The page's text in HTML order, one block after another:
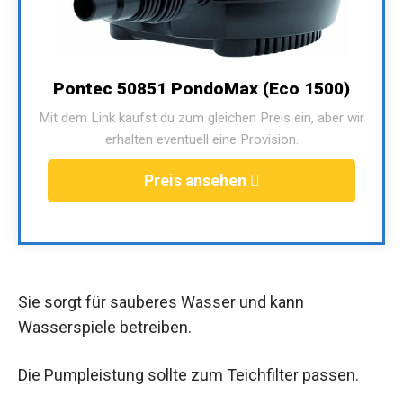
Pontec 50851 PondoMax (Eco 1500)
Mit dem Link kaufst du zum gleichen Preis ein, aber wir
erhalten eventuell eine Provision.
Preis ansehen
Sie sorgt für sauberes Wasser und kann
Wasserspiele betreiben.
Die Pumpleistung sollte zum Teichfilter passen.